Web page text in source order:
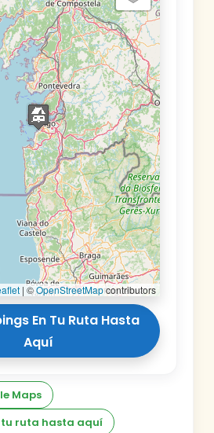
| ©OpenStreetMapcontributors
Aquí
Maps
tu ruta hasta aquí